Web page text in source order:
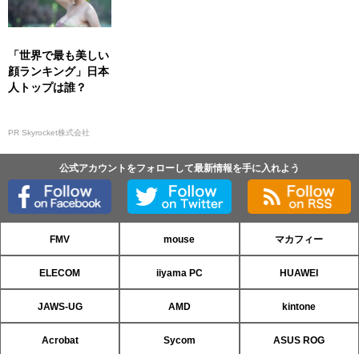
「世界で最も美しい
顔ランキング」日本
人トップは誰？
PR Skyrocket株式会社
公式アカウントをフォローして最新情報を手に入れよう
FMV mouse マカフィー
ELECOM iiyama PC HUAWEI
JAWS-UG AMD kintone
Acrobat Sycom ASUS ROG